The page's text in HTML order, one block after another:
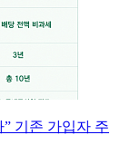
” 기존 가입자 주